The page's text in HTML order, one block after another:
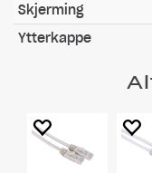
Skjerming
Ytterkappe